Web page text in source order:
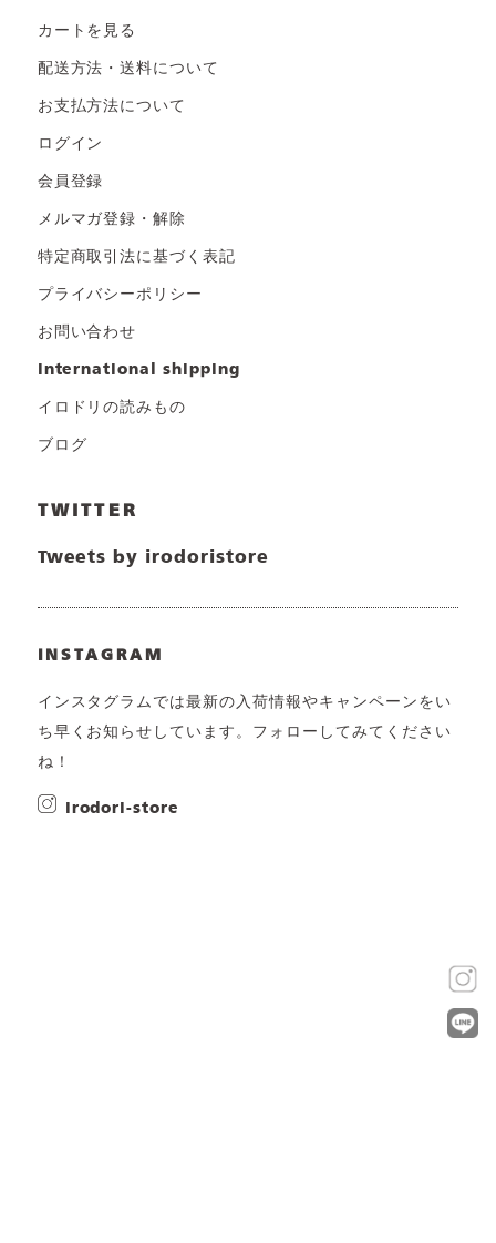
カートを見る
配送方法・送料について
お支払方法について
ログイン
会員登録
メルマガ登録・解除
特定商取引法に基づく表記
プライバシーポリシー
お問い合わせ
international shipping
イロドリの読みもの
ブログ
TWITTER
Tweets by irodoristore
INSTAGRAM
インスタグラムでは最新の入荷情報やキャンペーンをい
ち早くお知らせしています。フォローしてみてください
ね！
irodori-store